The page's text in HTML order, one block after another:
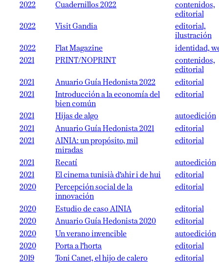
2022 Cuadernillos 2022
contenidos,
editorial
2022
Visit Gandia
editorial,
ilustración
2022
Flat Magazine
identidad,
2021
PRINT/NOPRINT
contenidos,
editorial
2021
Anuario Guía Hedonista 2022
editorial
2021
Introducción a la economía del
bien común
editorial
2021 Hijas de algo
autoedición
2021
Anuario Guía Hedonista 2021
editorial
2021
AINIA: un propósito, mil
miradas
editorial
2021 Recatí
autoedición
2021
El cinema tunisià d’ahir i de hui
editorial
2020
Percepción social de la
innovación
editorial
2020 Estudio de caso AINIA
editorial
2020
Anuario Guía Hedonista 2020
editorial
2020
Un verano invencible
autoedición
2020
Porta a l’horta
editorial
2019
Toni Canet, el hijo de calero
editorial